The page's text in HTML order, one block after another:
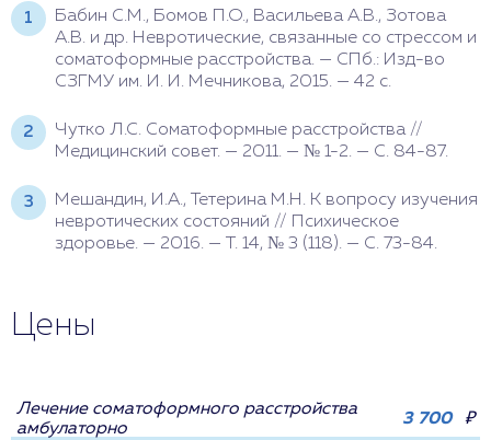
Бабин С.М., Бомов П.О., Васильева А.В., Зотова
А.В. и др. Невротические, связанные со стрессом и
соматоформные расстройства. — СПб.: Изд-во
СЗГМУ им. И. И. Мечникова, 2015. — 42 с.
Чутко Л.С. Соматоформные расстройства //
Медицинский совет. — 2011. — № 1-2. — С. 84-87.
Мешандин, И.А., Тетерина М.Н. К вопросу изучения
невротических состояний // Психическое
здоровье. — 2016. — Т. 14, № 3 (118). — С. 73-84.
Цены
Лечение соматоформного расстройства
амбулаторно
3 700 ₽